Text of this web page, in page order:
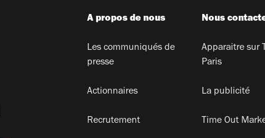
A propos de nous
Les communiqués de
presse
Actionnaires
Recrutement
Nous
Apparaitre sur
Paris
La publicité
Time Out